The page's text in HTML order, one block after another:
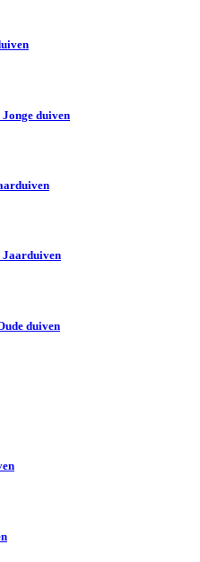
duiven
Jaarduiven
duiven